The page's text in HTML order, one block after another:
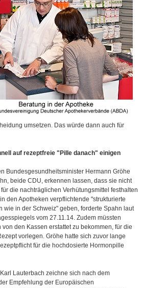
umsetzen. Das würde dann auch für
auf rezeptfreie "Pille danach" einigen
Bundesgesundheitsminister Hermann Gröhe
beide CDU, erkennen lassen, dass sie nicht
die nachträglichen Verhütungsmittel festhalten
den Apotheken verpflichtende "strukturierte
wie in der Schweiz" geben, forderte Spahn laut
vom 27.11.14. Zudem müssten
den Kassen erstattet zu bekommen, für die
vorlegen. Gröhe hatte sich zuvor lange
für die hochdosierte Hormonpille
Lauterbach zeichne sich nach dem
Empfehlung der Europäischen